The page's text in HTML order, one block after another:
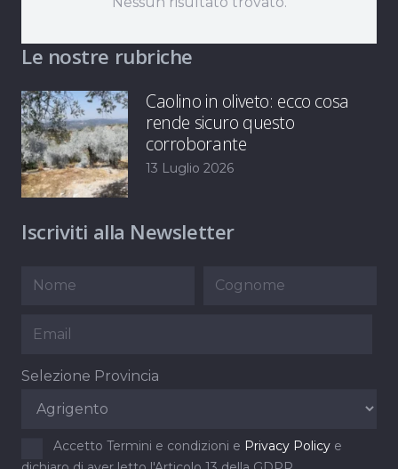
Le nostre rubriche
Caolino in oliveto: ecco cosa
rende sicuro questo
corroborante
13 Luglio 2026
Iscriviti alla Newsletter
Selezione Provincia
Accetto Termini e condizioni e Privacy Policy e